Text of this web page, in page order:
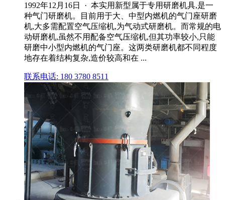
1992年12月16日 · 本实用新型属于专用研磨机具,是一
种气门研磨机。目前用于大、中型内燃机的气门座研磨
机,大多需配置空气压缩机,为气动式研磨机。而常规的电
动研磨机,虽然不用配备空气压缩机,但其功率较小,只能
研磨中小型内燃机的气门座。这两类研磨机都不同程度
地存在着结构复杂,造价较高和在 ...
联系电话: 180 3780 8511